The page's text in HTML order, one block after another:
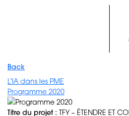
Back
L'IA dans les PME
Programme 2020
Titre du projet : TFY – ÉTENDRE ET